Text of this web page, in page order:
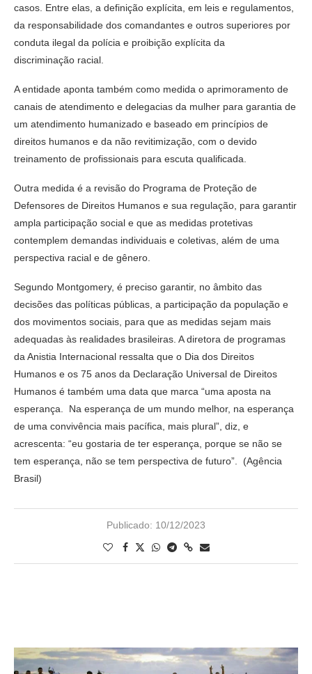
casos. Entre elas, a definição explícita, em leis e regulamentos,
da responsabilidade dos comandantes e outros superiores por
conduta ilegal da polícia e proibição explícita da
discriminação racial.
A entidade aponta também como medida o aprimoramento de
canais de atendimento e delegacias da mulher para garantia de
um atendimento humanizado e baseado em princípios de
direitos humanos e da não revitimização, com o devido
treinamento de profissionais para escuta qualificada.
Outra medida é a revisão do Programa de Proteção de
Defensores de Direitos Humanos e sua regulação, para garantir
ampla participação social e que as medidas protetivas
contemplem demandas individuais e coletivas, além de uma
perspectiva racial e de gênero.
Segundo Montgomery, é preciso garantir, no âmbito das
decisões das políticas públicas, a participação da população e
dos movimentos sociais, para que as medidas sejam mais
adequadas às realidades brasileiras. A diretora de programas
da Anistia Internacional ressalta que o Dia dos Direitos
Humanos e os 75 anos da Declaração Universal de Direitos
Humanos é também uma data que marca “uma aposta na
esperança. Na esperança de um mundo melhor, na esperança
de uma convivência mais pacífica, mais plural”, diz, e
acrescenta: “eu gostaria de ter esperança, porque se não se
tem esperança, não se tem perspectiva de futuro”. (Agência
Brasil)
Publicado: 10/12/2023